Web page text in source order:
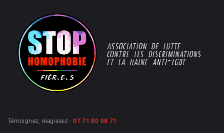
Témoignez, réagissez :07 71 80 08 71